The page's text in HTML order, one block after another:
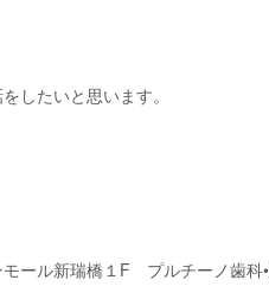
したいと思います。
ール新瑞橋１F プルチーノ歯科